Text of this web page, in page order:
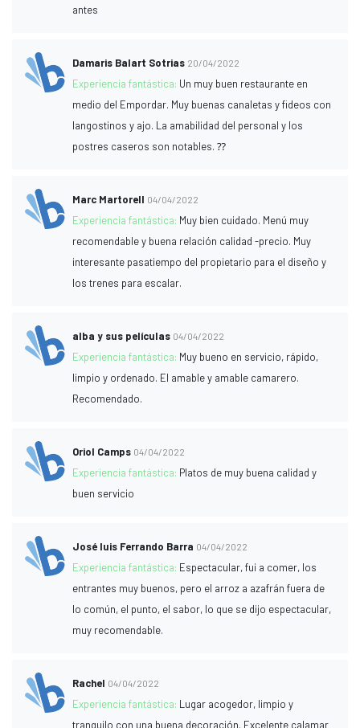
antes
Damaris Balart Sotrias 20/04/2022
Experiencia fantástica: Un muy buen restaurante en
medio del Empordar. Muy buenas canaletas y fideos con
langostinos y ajo. La amabilidad del personal y los
postres caseros son notables. ⁇
Marc Martorell 04/04/2022
Experiencia fantástica: Muy bien cuidado. Menú muy
recomendable y buena relación calidad -precio. Muy
interesante pasatiempo del propietario para el diseño y
los trenes para escalar.
alba y sus películas 04/04/2022
Experiencia fantástica: Muy bueno en servicio, rápido,
limpio y ordenado. El amable y amable camarero.
Recomendado.
Oriol Camps 04/04/2022
Experiencia fantástica: Platos de muy buena calidad y
buen servicio
José luis Ferrando Barra 04/04/2022
Experiencia fantástica: Espectacular, fui a comer, los
entrantes muy buenos, pero el arroz a azafrán fuera de
lo común, el punto, el sabor, lo que se dijo espectacular,
muy recomendable.
Rachel 04/04/2022
Experiencia fantástica: Lugar acogedor, limpio y
tranquilo con una buena decoración. Excelente calamar